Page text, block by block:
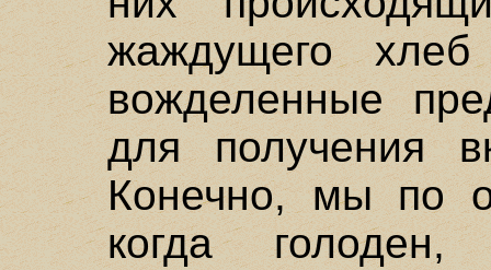
жаждущего
вожделенные
для получения
Конечно, мы по
когда